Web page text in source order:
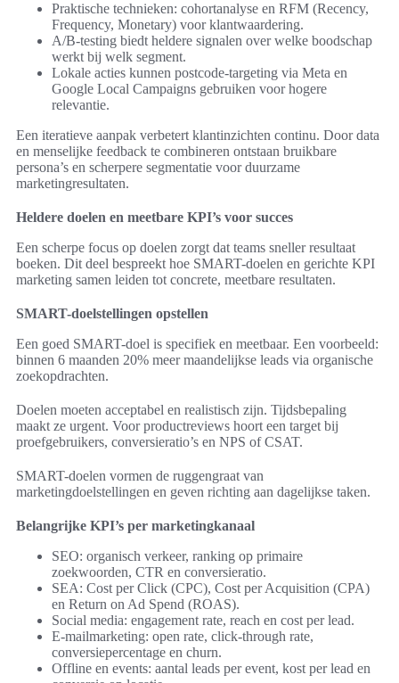
Praktische technieken: cohortanalyse en RFM (Recency,
Frequency, Monetary) voor klantwaardering.
A/B‑testing biedt heldere signalen over welke boodschap
werkt bij welk segment.
Lokale acties kunnen postcode‑targeting via Meta en
Google Local Campaigns gebruiken voor hogere
relevantie.
Een iteratieve aanpak verbetert klantinzichten continu. Door data
en menselijke feedback te combineren ontstaan bruikbare
persona’s en scherpere segmentatie voor duurzame
marketingresultaten.
Heldere doelen en meetbare KPI’s voor succes
Een scherpe focus op doelen zorgt dat teams sneller resultaat
boeken. Dit deel bespreekt hoe SMART-doelen en gerichte KPI
marketing samen leiden tot concrete, meetbare resultaten.
SMART-doelstellingen opstellen
Een goed SMART-doel is specifiek en meetbaar. Een voorbeeld:
binnen 6 maanden 20% meer maandelijkse leads via organische
zoekopdrachten.
Doelen moeten acceptabel en realistisch zijn. Tijdsbepaling
maakt ze urgent. Voor productreviews hoort een target bij
proefgebruikers, conversieratio’s en NPS of CSAT.
SMART-doelen vormen de ruggengraat van
marketingdoelstellingen en geven richting aan dagelijkse taken.
Belangrijke KPI’s per marketingkanaal
SEO: organisch verkeer, ranking op primaire
zoekwoorden, CTR en conversieratio.
SEA: Cost per Click (CPC), Cost per Acquisition (CPA)
en Return on Ad Spend (ROAS).
Social media: engagement rate, reach en cost per lead.
E-mailmarketing: open rate, click-through rate,
conversiepercentage en churn.
Offline en events: aantal leads per event, kost per lead en